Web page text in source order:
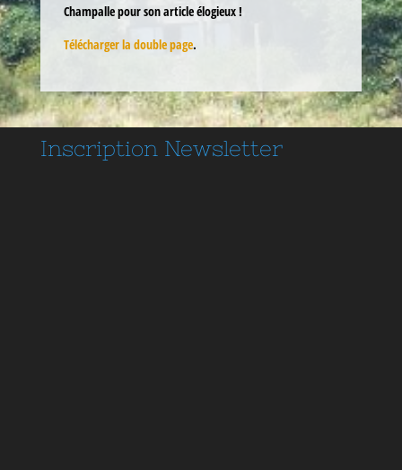
Champalle pour son article élogieux !
Télécharger la double page.
Inscription Newsletter